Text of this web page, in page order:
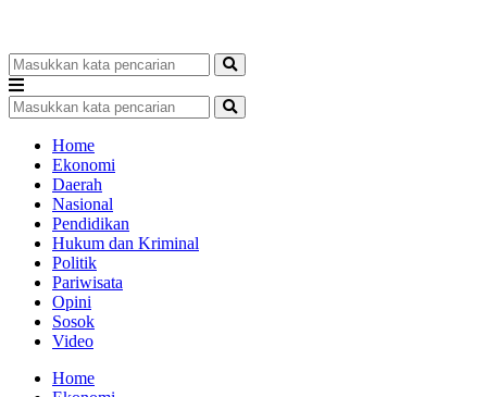
Home
Ekonomi
Daerah
Nasional
Pendidikan
Hukum dan Kriminal
Politik
Pariwisata
Opini
Sosok
Video
Home